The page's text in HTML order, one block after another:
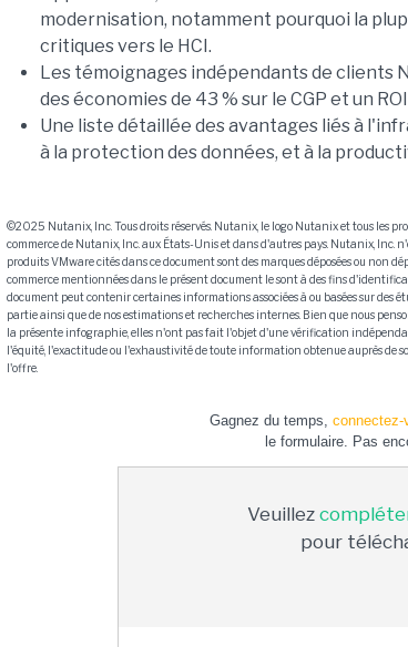
modernisation, notamment pourquoi la
critiques vers le HCI.
Les témoignages indépendants de clients
des économies de 43 % sur le CGP et un
Une liste détaillée des avantages liés à
à la protection des données, et à la
©2025 Nutanix, Inc. Tous droits réservés. Nutanix, le logo Nutanix et tous les
commerce de Nutanix, Inc. aux États-Unis et dans d'autres pays. Nutanix, Inc.
produits VMware cités dans ce document sont des marques déposées ou non
commerce mentionnées dans le présent document le sont à des fins
document peut contenir certaines informations associées à ou basées sur des
partie ainsi que de nos estimations et recherches internes. Bien que nous
la présente infographie, elles n'ont pas fait l'objet d'une vérification
l'équité, l'exactitude ou l'exhaustivité de toute information obtenue auprès de
l'offre.
Gagnez du temps, connectez-
le formulaire. Pas
Veuillez
pour